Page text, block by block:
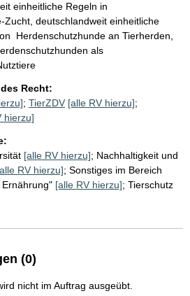
einheitliche Regeln in
Zucht, deutschlandweit einheitliche
Herdenschutzhunde an Tierherden,
als
Recht:
; TierZDV [alle RV hierzu];
hierzu]
[alle RV hierzu]; Nachhaltigkeit und
RV hierzu]; Sonstiges im Bereich
[alle RV hierzu]; Tierschutz
(0)
nicht im Auftrag ausgeübt.